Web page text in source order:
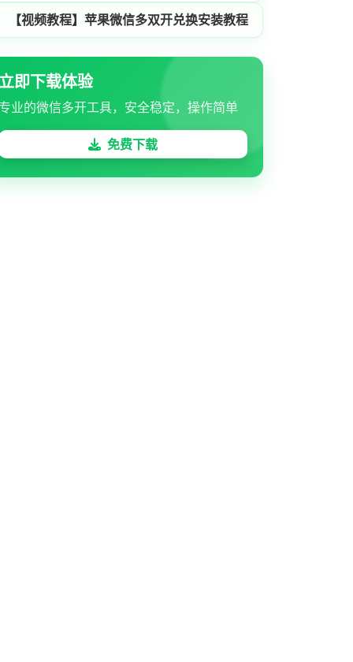
【视频教程】苹果微信多双开兑换安装教程
即下载体验
业的微信多开工具，安全稳定，操作简单
免费下载